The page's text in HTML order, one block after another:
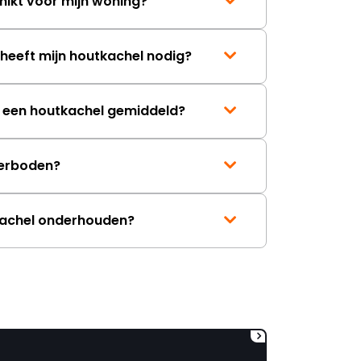
mijn houtkachel nodig?
houtkachel gemiddeld?
onderhouden?